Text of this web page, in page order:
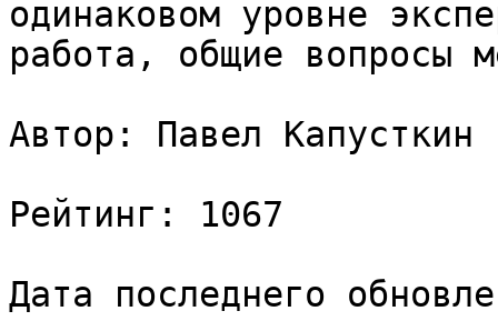
одинаковом уровне
работа, общие вопросы
Автор: Павел Капусткин
Рейтинг: 1067
Дата последнего